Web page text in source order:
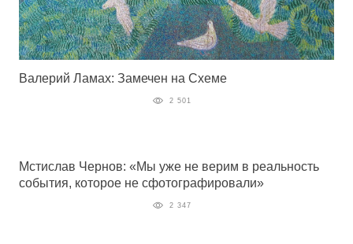
Валерий Ламах: Замечен на Схеме
2 501
Мстислав Чернов: «Мы уже не верим в реальность
события, которое не сфотографировали»
2 347